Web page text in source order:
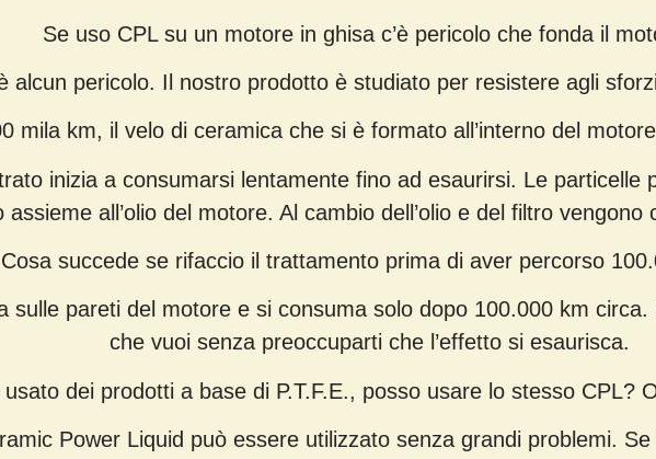
Se uso CPL su un motore in ghisa c’è pericolo che fonda il
alcun pericolo. Il nostro prodotto è studiato per resistere agli
mila km, il velo di ceramica che si è formato all’interno del
inizia a consumarsi lentamente fino ad esaurirsi. Le particelle
all’olio del motore. Al cambio dell’olio e del filtro
Cosa succede se rifaccio il trattamento prima di aver percorso
sulle pareti del motore e si consuma solo dopo 100.000 km
che vuoi senza preoccuparti che l’effetto si esaurisca.
dei prodotti a base di P.T.F.E., posso usare lo stesso CPL?
Power Liquid può essere utilizzato senza grandi problemi.